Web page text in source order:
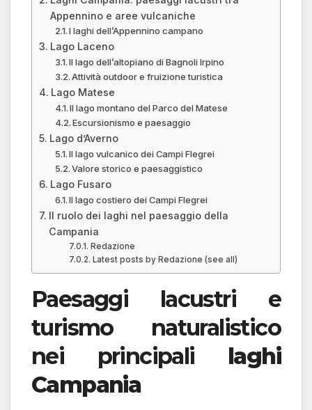
Appennino e aree vulcaniche
I laghi dell’Appennino campano
Lago Laceno
Il lago dell’altopiano di Bagnoli Irpino
Attività outdoor e fruizione turistica
Lago Matese
Il lago montano del Parco del Matese
Escursionismo e paesaggio
Lago d’Averno
Il lago vulcanico dei Campi Flegrei
Valore storico e paesaggistico
Lago Fusaro
Il lago costiero dei Campi Flegrei
Il ruolo dei laghi nel paesaggio della
Campania
Redazione
Latest posts by Redazione (see all)
Paesaggi lacustri e
turismo naturalistico
nei principali laghi
Campania